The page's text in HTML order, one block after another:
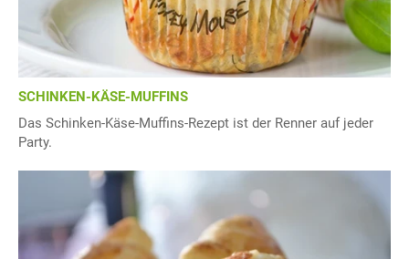
SCHINKEN-KÄSE-MUFFINS
Das Schinken-Käse-Muffins-Rezept ist der Renner auf jeder
Party.